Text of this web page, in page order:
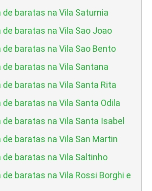
de baratas na Vila Saturnia
de baratas na Vila Sao Joao
de baratas na Vila Sao Bento
de baratas na Vila Santana
de baratas na Vila Santa Rita
baratas na Vila Santa Odila
de baratas na Vila Santa Isabel
de baratas na Vila San Martin
de baratas na Vila Saltinho
baratas na Vila Rossi Borghi e